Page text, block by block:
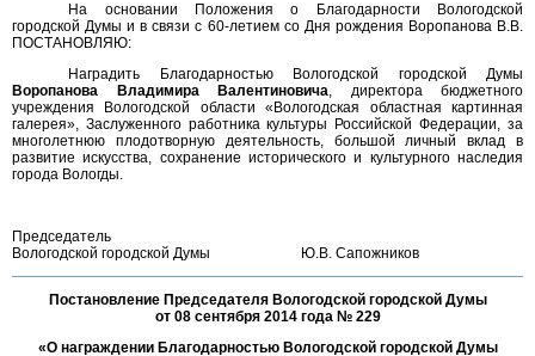
На основании Положения о Благодарности Вологодской
городской Думы и в связи с 60-летием со Дня рождения Воропанова В.В.
ПОСТАНОВЛЯЮ:
Наградить Благодарностью Вологодской городской Думы
Воропанова Владимира Валентиновича, директора бюджетного
учреждения Вологодской области «Вологодская областная картинная
галерея», Заслуженного работника культуры Российской Федерации, за
многолетнюю плодотворную деятельность, большой личный вклад в
развитие искусства, сохранение исторического и культурного наследия
города Вологды.
Председатель
Вологодской городской Думы
Ю.В. Сапожников
Постановление Председателя Вологодской городской Думы
от 08 сентября 2014 года № 229
«О награждении Благодарностью Вологодской городской Думы